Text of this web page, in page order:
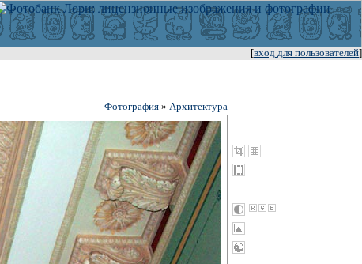
[вход для пользователей]
Фотография» Архитектура